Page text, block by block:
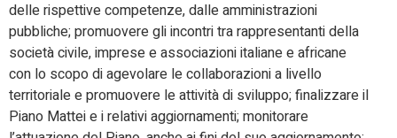
delle rispettive competenze, dalle amministrazioni
pubbliche; promuovere gli incontri tra rappresentanti della
società civile, imprese e associazioni italiane e africane
con lo scopo di agevolare le collaborazioni a livello
territoriale e promuovere le attività di sviluppo; finalizzare il
Piano Mattei e i relativi aggiornamenti; monitorare